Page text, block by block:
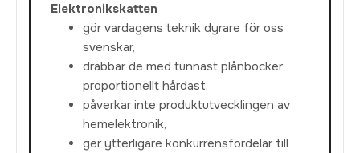
Elektronikskatten
gör vardagens teknik dyrare för oss
svenskar,
drabbar de med tunnast plånböcker
proportionellt hårdast,
påverkar inte produktutvecklingen av
hemelektronik,
ger ytterligare konkurrensfördelar till